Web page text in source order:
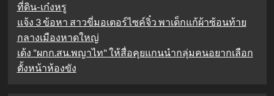
ที่ดิน-เก๋งหรู
แจ้ง 3 ข้อหา สาวขี่มอเตอร์ไซค์จิ๋ว พาเด็กแก้ผ้าซ้อนท้าย
กลางเมืองหาดใหญ่
เด้ง "ผกก.สน.พญาไท" ให้สื่อคุยแกนนำกลุ่มคนอยากเลือก
ตั้งหน้าห้องขัง